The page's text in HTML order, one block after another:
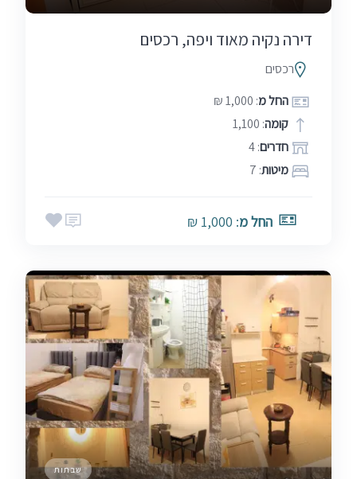
דירה נקיה מאוד ויפה, רכסים
רכסים
החל מ: 1,000 ₪
קומה: 1,100
חדרים: 4
מיטות: 7
החל מ: 1,000 ₪
שבתות